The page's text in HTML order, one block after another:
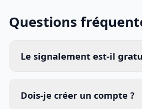
Questions
Le signalement est-il
Dois-je créer un compte ?